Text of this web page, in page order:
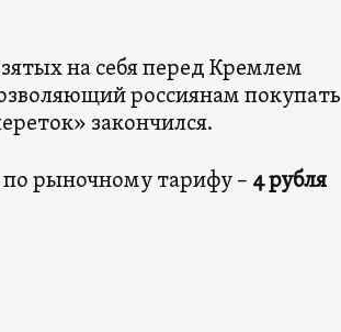
на себя перед Кремлем
россиянам покупать
закончился.
по рыночному тарифу – 4 рубля